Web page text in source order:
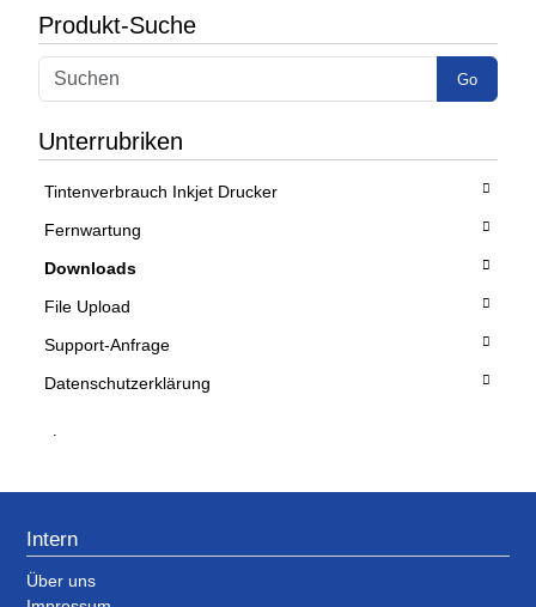
Produkt-Suche
Go
Unterrubriken
Tintenverbrauch Inkjet Drucker
Fernwartung
Downloads
File Upload
Support-Anfrage
Datenschutzerklärung
.
Intern
Über uns